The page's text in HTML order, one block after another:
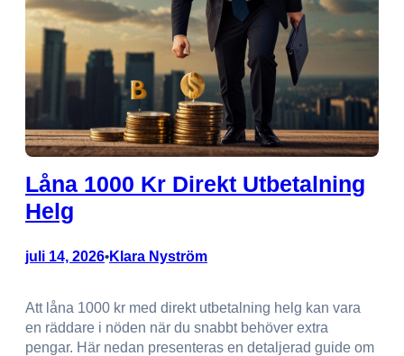
Låna 1000 Kr Direkt Utbetalning
Helg
juli 14, 2026•Klara Nyström
Att låna 1000 kr med direkt utbetalning helg kan vara
en räddare i nöden när du snabbt behöver extra
pengar. Här nedan presenteras en detaljerad guide om